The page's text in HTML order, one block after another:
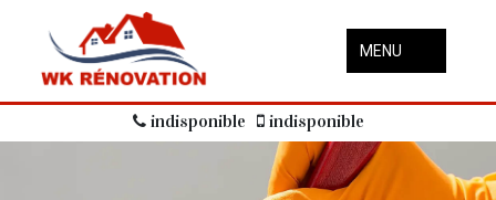
MENU
indisponible indisponible